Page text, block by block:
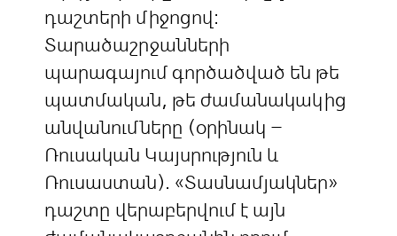
դաշտերի միջոցով:
Տարածաշրջանների
պարագայում գործածված են թե
պատմական, թե ժամանակակից
անվանումները (օրինակ –
Ռուսական Կայսրություն և
Ռուսաստան). «Տասնամյակներ»
դաշտը վերաբերվում է այն